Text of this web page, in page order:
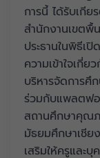
การนี้ ได้รับเกี
สำนักงานเขตพื้
ประธานในพิธีเ
ความเข้าใจเกี่
บริหารจัดการศึ
ร่วมกับแพลตฟอ
สถานศึกษาคุณ
มัธยมศึกษาเชีย
เสริมให้ครูและ